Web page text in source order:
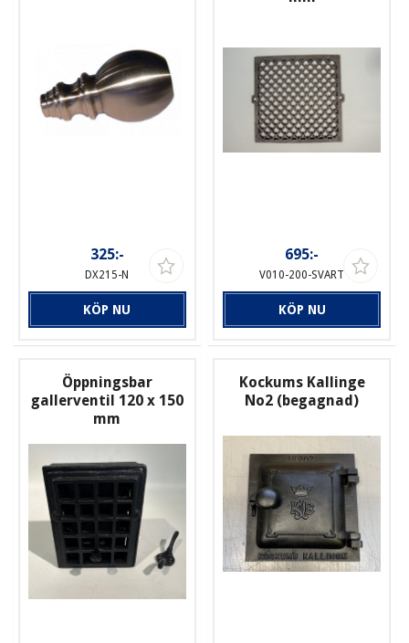
325:-
DX215-N
KÖP NU
695:-
V010-200-SVART
KÖP NU
Öppningsbar
gallerventil 120 x 150
mm
Kockums Kallinge
No2 (begagnad)